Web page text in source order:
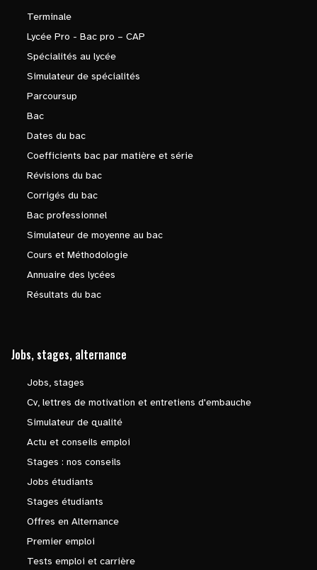
Terminale
Lycée Pro - Bac pro – CAP
Spécialités au lycée
Simulateur de spécialités
Parcoursup
Bac
Dates du bac
Coefficients bac par matière et série
Révisions du bac
Corrigés du bac
Bac professionnel
Simulateur de moyenne au bac
Cours et Méthodologie
Annuaire des lycées
Résultats du bac
Jobs, stages, alternance
Jobs, stages
Cv, lettres de motivation et entretiens d'embauche
Simulateur de qualité
Actu et conseils emploi
Stages : nos conseils
Jobs étudiants
Stages étudiants
Offres en Alternance
Premier emploi
Tests emploi et carrière